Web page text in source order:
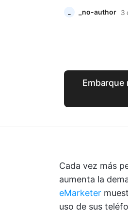
_no-author 3
Embarque
Cada vez más
aumenta la
eMarketer
uso de sus